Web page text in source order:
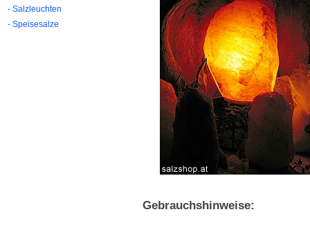
- Salzleuchten
- Speisesalze
Gebrauchshinweise: